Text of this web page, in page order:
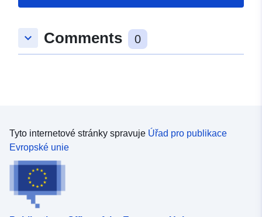
keyboard_arrow_down Comments 0
Tyto internetové stránky spravuje Úřad pro publikace
Evropské unie